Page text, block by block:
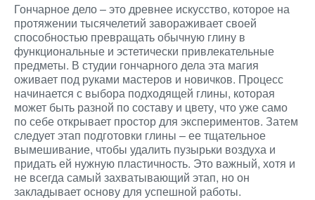
Гончарное дело – это древнее искусство, которое на
протяжении тысячелетий завораживает своей
способностью превращать обычную глину в
функциональные и эстетически привлекательные
предметы. В студии гончарного дела эта магия
оживает под руками мастеров и новичков. Процесс
начинается с выбора подходящей глины, которая
может быть разной по составу и цвету, что уже само
по себе открывает простор для экспериментов. Затем
следует этап подготовки глины – ее тщательное
вымешивание, чтобы удалить пузырьки воздуха и
придать ей нужную пластичность. Это важный, хотя и
не всегда самый захватывающий этап, но он
закладывает основу для успешной работы.